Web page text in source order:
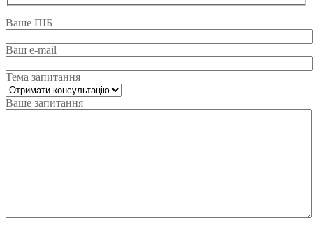
Ваше ПІБ
Ваш e-mail
Тема запитання
Ваше запитання